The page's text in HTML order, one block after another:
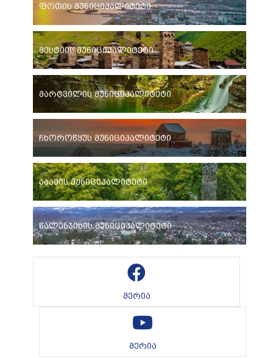
ფოთის მუნიციპალიტეტი
მესტიის მუნიციპალიტეტი
მარტვილის მუნიციპალიტეტი
ჩხოროწყუს მუნიციპალიტეტი
აბაშის მუნიციპალიტეტი
წალენჯიხის მუნიციპალიტეტი
მერია
მერია